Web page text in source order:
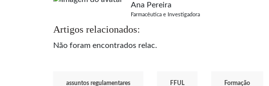
Ana Pereira
Farmacêutica e Investigadora
Artigos relacionados:
Não foram encontrados relac.
assuntos regulamentares FFUL Formação